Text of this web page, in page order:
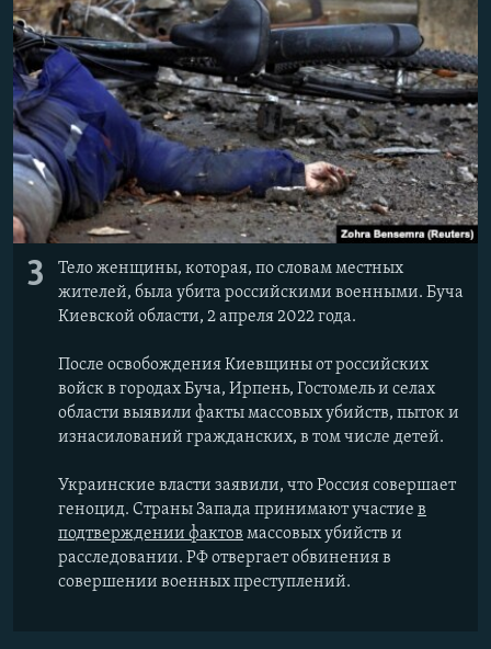
3
Тело женщины, которая, по словам местных
жителей, была убита российскими военными. Буча
Киевской области, 2 апреля 2022 года.
После освобождения Киевщины от российских
войск в городах Буча, Ирпень, Гостомель и селах
области выявили факты массовых убийств, пыток и
изнасилований гражданских, в том числе детей.
Украинские власти заявили, что Россия совершает
геноцид. Страны Запада принимают участие в
подтверждении фактов массовых убийств и
расследовании. РФ отвергает обвинения в
совершении военных преступлений.